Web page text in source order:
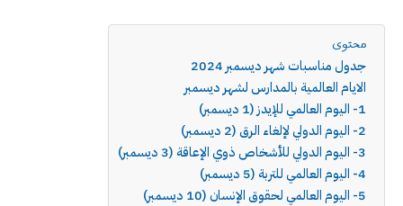
محتوى
جدول مناسبات شهر ديسمبر 2024
الايام العالمية بالمدارس لشهر ديسمبر
1- اليوم العالمي للإيدز (1 ديسمبر)
2- اليوم الدولي لإلغاء الرق (2 ديسمبر)
3- اليوم الدولي للأشخاص ذوي الإعاقة (3 ديسمبر)
4- اليوم العالمي للتربة (5 ديسمبر)
5- اليوم العالمي لحقوق الإنسان (10 ديسمبر)